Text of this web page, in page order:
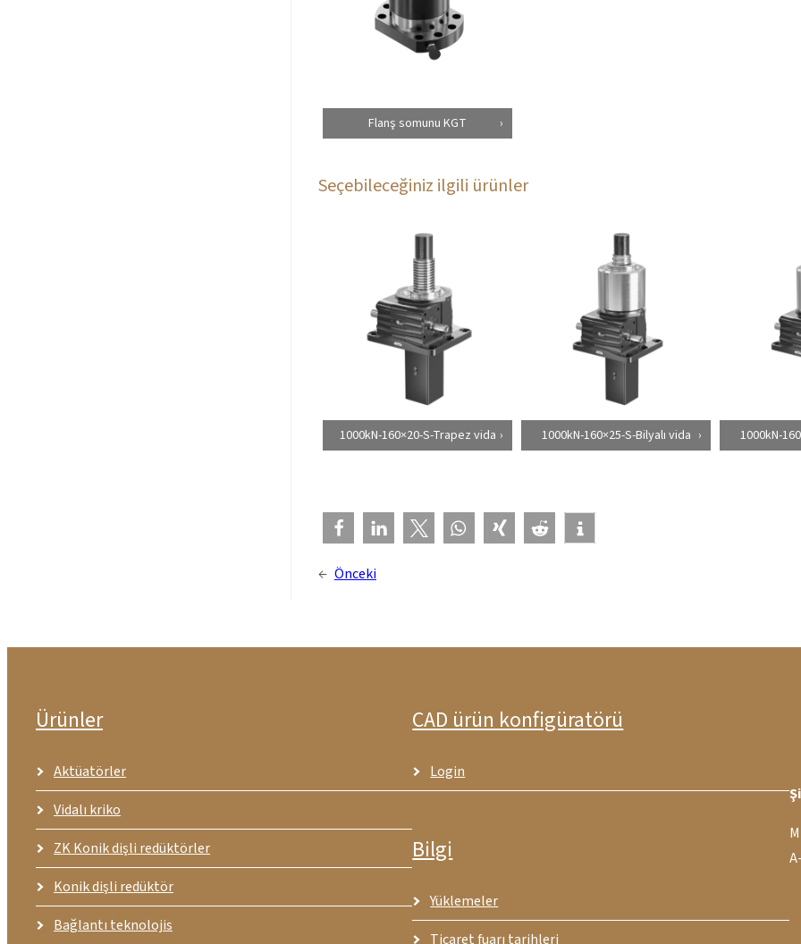
Flanş somunu KGT
Seçebileceğiniz ilgili ürünler
1000kN-160×20-S-Trapez vida 1000kN-160×25-S-Bilyalı vida 1000kN-
← Önceki
Ürünler
Aktüatörler
Vidalı kriko
ZK Konik dişli redüktörler
Konik dişli redüktör
Bağlantı teknolojis
CAD ürün konfigüratörü
Login
Bilgi
Yüklemeler
Ticaret fuarı tarihleri